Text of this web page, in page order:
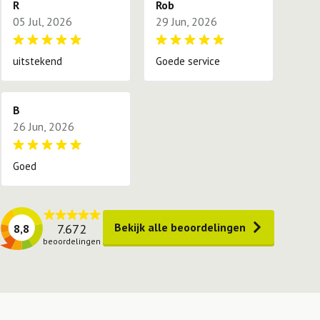
R
05 Jul, 2026
uitstekend
Rob
29 Jun, 2026
Goede service
B
26 Jun, 2026
Goed
8,8 7.672
beoordelingen
Bekijk alle beoordelingen